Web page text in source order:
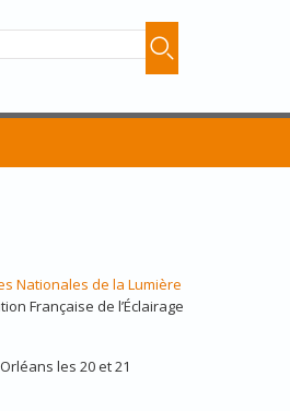
Nationales de la Lumière
Française de l’Éclairage
les 20 et 21